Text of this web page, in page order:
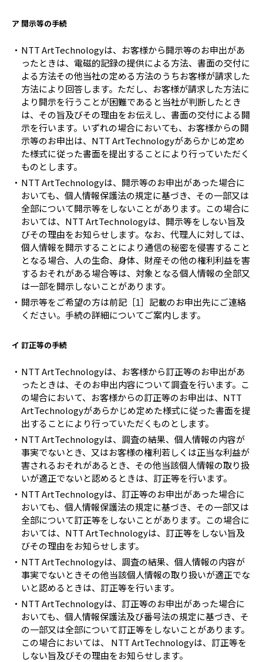
ア 開示等の手続
NTT ArtTechnologyは、お客様から開示等のお申出があ
ったときは、電磁的記録の提供による方法、書面の交付に
よる方法その他当社の定める方法のうちお客様が請求した
方法により回答します。ただし、お客様が請求した方法に
より開示を行うことが困難であると当社が判断したとき
は、その旨及びその理由をお伝えし、書面の交付による開
示を行います。いずれの場合においても、お客様からの開
示等のお申出は、NTT ArtTechnologyがあらかじめ定め
た様式に従った書面を提出することにより行っていただく
ものとします。
NTT ArtTechnologyは、開示等のお申出があった場合に
おいても、個人情報保護法の規定に基づき、その一部又は
全部について開示等をしないことがあります。この場合に
おいては、NTT ArtTechnologyは、開示等をしない旨及
びその理由をお知らせします。なお、代理人に対しては、
個人情報を開示することにより通信の秘密を侵害すること
となる場合、人の生命、身体、財産その他の権利利益を害
するおそれがある場合等は、対象となる個人情報の全部又
は一部を開示しないことがあります。
開示等をご希望の方は前記［1］記載のお申出先にご連絡
ください。手続の詳細についてご案内します。
イ 訂正等の手続
NTT ArtTechnologyは、お客様から訂正等のお申出があ
ったときは、そのお申出内容について調査を行います。こ
の場合において、お客様からの訂正等のお申出は、NTT
ArtTechnologyがあらかじめ定めた様式に従った書面を提
出することにより行っていただくものとします。
NTT ArtTechnologyは、調査の結果、個人情報の内容が
事実でないとき、又はお客様の権利若しくは正当な利益が
害されるおそれがあるとき、その他当該個人情報の取り扱
いが適正でないと認めるときは、訂正等を行います。
NTT ArtTechnologyは、訂正等のお申出があった場合に
おいても、個人情報保護法の規定に基づき、その一部又は
全部について訂正等をしないことがあります。この場合に
おいては、NTT ArtTechnologyは、訂正等をしない旨及
びその理由をお知らせします。
NTT ArtTechnologyは、調査の結果、個人情報の内容が
事実でないときその他当該個人情報の取り扱いが適正でな
いと認めるときは、訂正等を行います。
NTT ArtTechnologyは、訂正等のお申出があった場合に
おいても、個人情報保護法及び番号法の規定に基づき、そ
の一部又は全部について訂正等をしないことがあります。
この場合においては、 NTT ArtTechnologyは、訂正等を
しない旨及びその理由をお知らせします。